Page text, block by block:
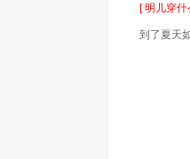
[ 明儿穿什
到了夏天